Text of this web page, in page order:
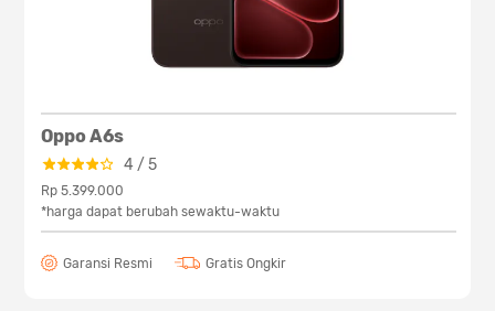
Oppo A6s
4/5
Rp 5.399.000
*harga dapat berubah sewaktu-waktu
Garansi Resmi Gratis Ongkir